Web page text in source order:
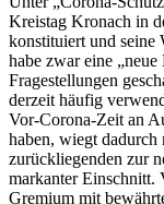
Kreistag Kronach in
konstituiert und seine
habe zwar eine
Fragestellungen
derzeit häufig
Vor-Corona-Zeit an
haben, wiegt dadurch
zurückliegenden zur
markanter Einschnitt.
Gremium mit